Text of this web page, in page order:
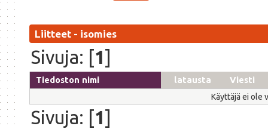
Liitteet - isomies
Sivuja: [1]
Tiedoston nimi latausta Viesti
Käyttäjä ei ole
Sivuja: [1]